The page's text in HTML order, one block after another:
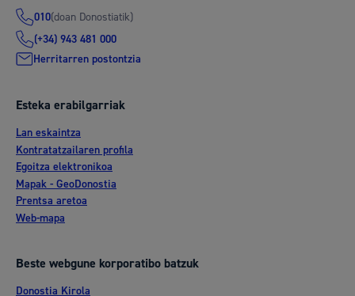
010(doan Donostiatik)
(+34) 943 481 000
Herritarren postontzia
Esteka erabilgarriak
Lan eskaintza
Kontratatzailaren profila
Egoitza elektronikoa
Mapak - GeoDonostia
Prentsa aretoa
Web-mapa
Beste webgune korporatibo batzuk
Donostia Kirola